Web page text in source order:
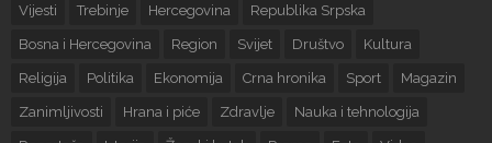
Vijesti Trebinje Hercegovina Republika Srpska
Bosna i Hercegovina Region Svijet Društvo Kultura
Religija Politika Ekonomija Crna hronika Sport Magazin
Zanimljivosti Hrana i piće Zdravlje Nauka i tehnologija